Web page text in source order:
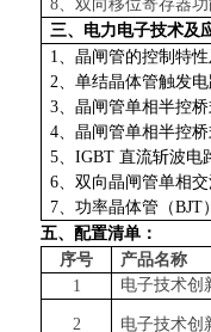
8、双向移位寄存器
三、电力电子技术及
1、晶闸管的控制特
2、单结晶体管触发
3、晶闸管单相半控
4、晶闸管单相半控
5、IGBT 直流斩波电
6、双向晶闸管单相
7、功率晶体管（
五、 配置清单 ：
序号
产品名称
1
电子技术创
2 电子技术创